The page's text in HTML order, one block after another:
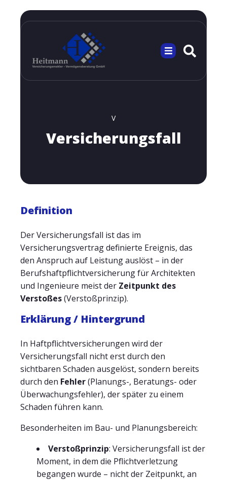
V
Versicherungsfall
Definition
Der Versicherungsfall ist das im
Versicherungsvertrag definierte Ereignis, das
den Anspruch auf Leistung auslöst – in der
Berufshaftpflichtversicherung für Architekten
und Ingenieure meist der Zeitpunkt des
Verstoßes(Verstoßprinzip).
Erklärung / Hintergrund
In Haftpflichtversicherungen wird der
Versicherungsfall nicht erst durch den
sichtbaren Schaden ausgelöst, sondern bereits
durch den Fehler(Planungs-, Beratungs- oder
Überwachungsfehler), der später zu einem
Schaden führen kann.
Besonderheiten im Bau- und Planungsbereich:
Verstoßprinzip: Versicherungsfall ist der
Moment, in dem die Pflichtverletzung
begangen wurde – nicht der Zeitpunkt, an